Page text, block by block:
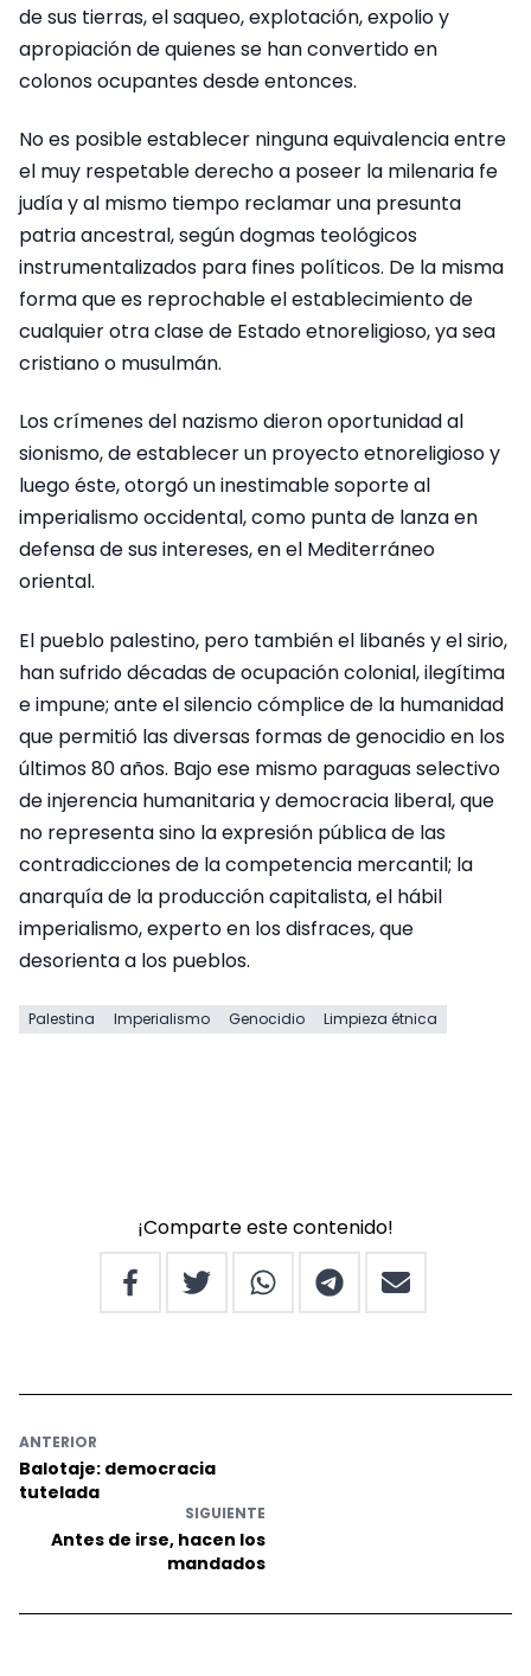
de sus tierras, el saqueo, explotación, expolio y
apropiación de quienes se han convertido en
colonos ocupantes desde entonces.
No es posible establecer ninguna equivalencia entre
el muy respetable derecho a poseer la milenaria fe
judía y al mismo tiempo reclamar una presunta
patria ancestral, según dogmas teológicos
instrumentalizados para fines políticos. De la misma
forma que es reprochable el establecimiento de
cualquier otra clase de Estado etnoreligioso, ya sea
cristiano o musulmán.
Los crímenes del nazismo dieron oportunidad al
sionismo, de establecer un proyecto etnoreligioso y
luego éste, otorgó un inestimable soporte al
imperialismo occidental, como punta de lanza en
defensa de sus intereses, en el Mediterráneo
oriental.
El pueblo palestino, pero también el libanés y el sirio,
han sufrido décadas de ocupación colonial, ilegítima
e impune; ante el silencio cómplice de la humanidad
que permitió las diversas formas de genocidio en los
últimos 80 años. Bajo ese mismo paraguas selectivo
de injerencia humanitaria y democracia liberal, que
no representa sino la expresión pública de las
contradicciones de la competencia mercantil; la
anarquía de la producción capitalista, el hábil
imperialismo, experto en los disfraces, que
desorienta a los pueblos.
Palestina Imperialismo Genocidio Limpieza étnica
¡Comparte este contenido!
ANTERIOR
Balotaje: democracia
tutelada
SIGUIENTE
Antes de irse, hacen los
mandados